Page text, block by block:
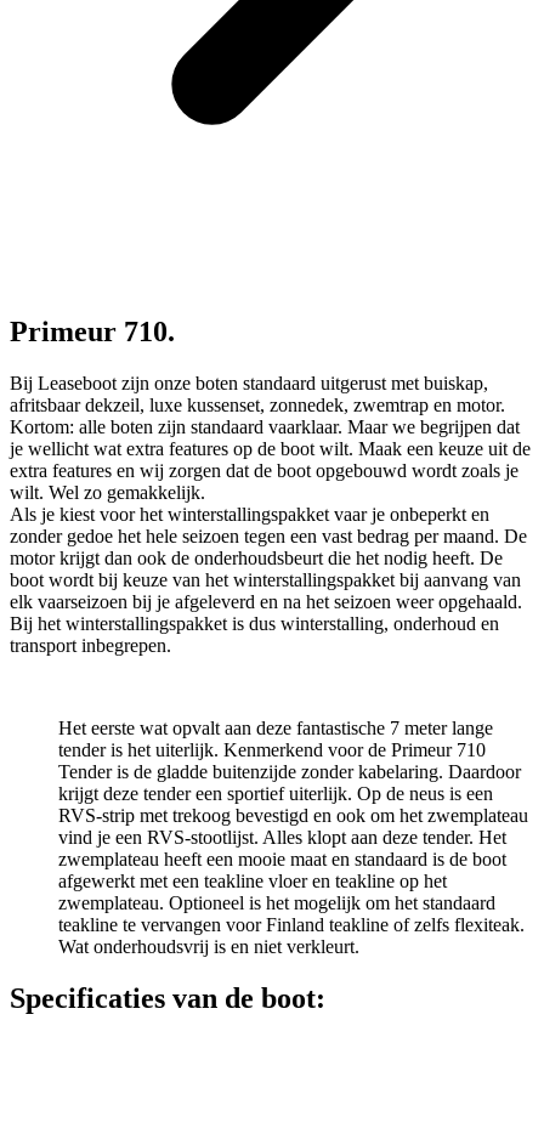
Primeur 710.
Bij Leaseboot zijn onze boten standaard uitgerust met buiskap,
afritsbaar dekzeil, luxe kussenset, zonnedek, zwemtrap en motor.
Kortom: alle boten zijn standaard vaarklaar. Maar we begrijpen dat
je wellicht wat extra features op de boot wilt. Maak een keuze uit de
extra features en wij zorgen dat de boot opgebouwd wordt zoals je
wilt. Wel zo gemakkelijk.
Als je kiest voor het winterstallingspakket vaar je onbeperkt en
zonder gedoe het hele seizoen tegen een vast bedrag per maand. De
motor krijgt dan ook de onderhoudsbeurt die het nodig heeft. De
boot wordt bij keuze van het winterstallingspakket bij aanvang van
elk vaarseizoen bij je afgeleverd en na het seizoen weer opgehaald.
Bij het winterstallingspakket is dus winterstalling, onderhoud en
transport inbegrepen.
Het eerste wat opvalt aan deze fantastische 7 meter lange
tender is het uiterlijk. Kenmerkend voor de Primeur 710
Tender is de gladde buitenzijde zonder kabelaring. Daardoor
krijgt deze tender een sportief uiterlijk. Op de neus is een
RVS-strip met trekoog bevestigd en ook om het zwemplateau
vind je een RVS-stootlijst. Alles klopt aan deze tender. Het
zwemplateau heeft een mooie maat en standaard is de boot
afgewerkt met een teakline vloer en teakline op het
zwemplateau. Optioneel is het mogelijk om het standaard
teakline te vervangen voor Finland teakline of zelfs flexiteak.
Wat onderhoudsvrij is en niet verkleurt.
Specificaties van de boot: